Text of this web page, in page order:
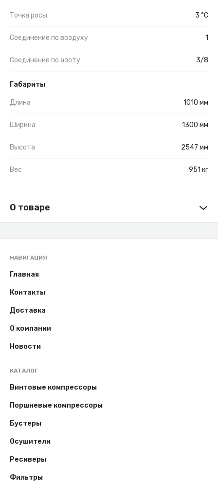
Точка росы 3 °C
Соединение по воздуху 1
Соединение по азоту 3/8
Габариты
Длина 1010 мм
Ширина 1300 мм
Высота 2547 мм
Вес 951 кг
О товаре
НАВИГАЦИЯ
Главная
Контакты
Доставка
О компании
Новости
КАТАЛОГ
Винтовые компрессоры
Поршневые компрессоры
Бустеры
Осушители
Ресиверы
Фильтры